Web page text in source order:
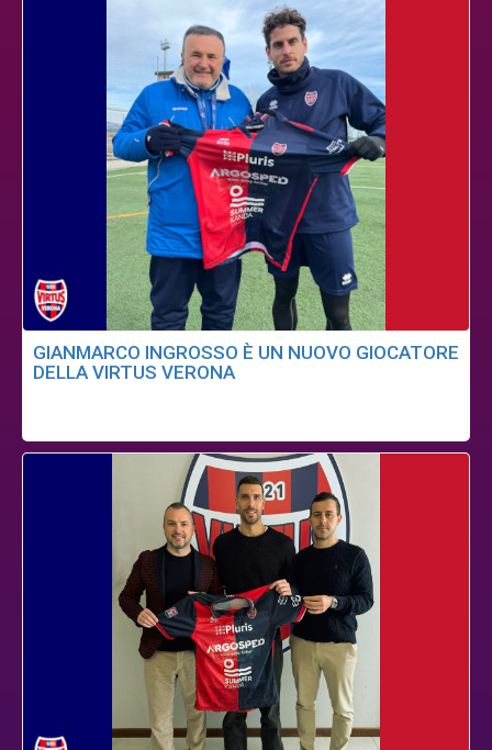
GIANMARCO INGROSSO È UN NUOVO GIOCATORE
DELLA VIRTUS VERONA